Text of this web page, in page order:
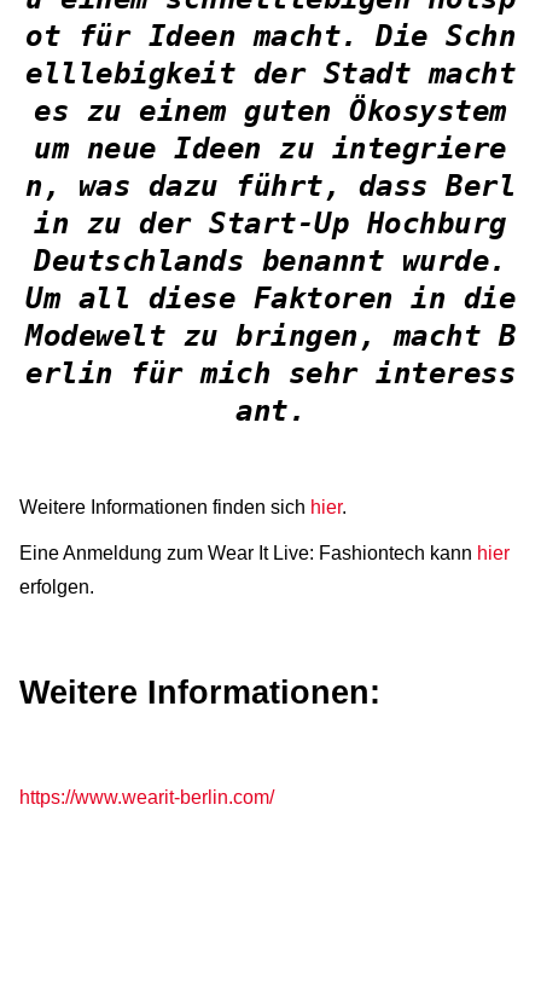
ot für Ideen macht. Die Schn
elllebigkeit der Stadt macht
es zu einem guten Ökosystem
um neue Ideen zu integriere
n, was dazu führt, dass Berl
in zu der Start-Up Hochburg
Deutschlands benannt wurde.
Um all diese Faktoren in die
Modewelt zu bringen, macht B
erlin für mich sehr interess
ant.
Weitere Informationen finden sich hier.
Eine Anmeldung zum Wear It Live: Fashiontech kann hier
erfolgen.
Weitere Informationen:
https://www.wearit-berlin.com/